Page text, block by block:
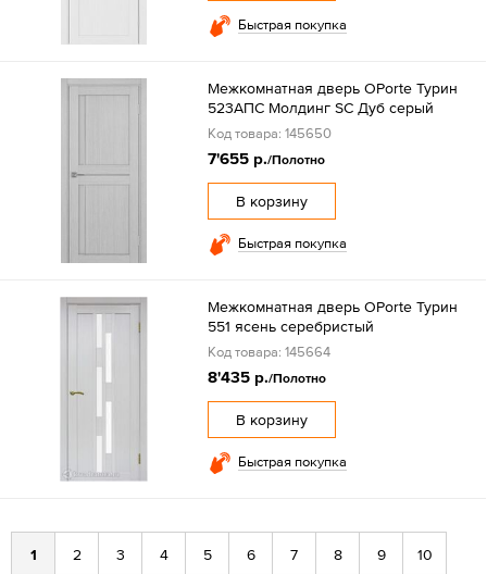
Быстрая покупка
Межкомнатная дверь OPorte Турин
523АПС Молдинг SC Дуб серый
Код товара: 145650
7'655 р./Полотно
В корзину
Быстрая покупка
Межкомнатная дверь OPorte Турин
551 ясень серебристый
Код товара: 145664
8'435 р./Полотно
В корзину
Быстрая покупка
1 2 3 4 5 6 7 8 9 10